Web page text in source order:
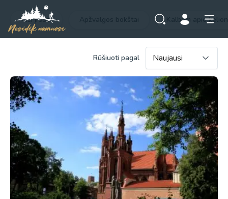
Visi įrašai Kalbam apie
Rūšiuoti pagal